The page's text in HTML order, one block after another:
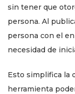
sin tener que
persona. Al
persona con el
necesidad de
Esto simplifica la
herramienta